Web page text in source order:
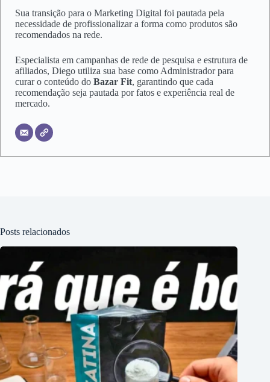
Sua transição para o Marketing Digital foi pautada pela
necessidade de profissionalizar a forma como produtos são
recomendados na rede.
Especialista em campanhas de rede de pesquisa e estrutura de
afiliados, Diego utiliza sua base como Administrador para
curar o conteúdo do Bazar Fit, garantindo que cada
recomendação seja pautada por fatos e experiência real de
mercado.
Posts relacionados